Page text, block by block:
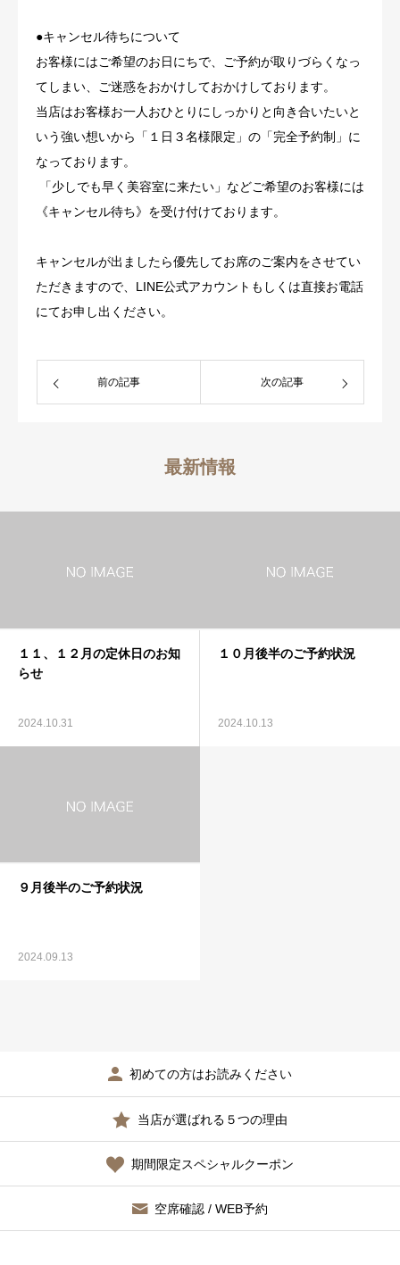
●キャンセル待ちについて
お客様にはご希望のお日にちで、ご予約が取りづらくなっ
てしまい、ご迷惑をおかけしておかけしております。
当店はお客様お一人おひとりにしっかりと向き合いたいと
いう強い想いから「１日３名様限定」の「完全予約制」に
なっております。
「少しでも早く美容室に来たい」などご希望のお客様には
《キャンセル待ち》を受け付けております。
キャンセルが出ましたら優先してお席のご案内をさせてい
ただきますので、 LINE公式アカウントもしくは直接お電話
にてお申し出ください。
前の記事 次の記事
最新情報
１１、１２月の定休日のお知
らせ
2024.10.31
１０月後半のご予約状況
2024.10.13
９月後半のご予約状況
2024.09.13
初めての方はお読みください
当店が選ばれる５つの理由
期間限定スペシャルクーポン
空席確認 / WEB予約